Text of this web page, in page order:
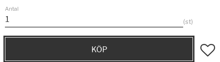
Antal
st
KÖP